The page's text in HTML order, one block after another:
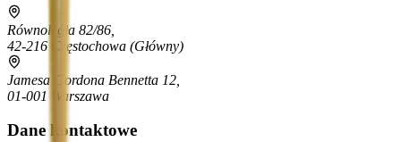
Równoległa 82/86,
42-216 Częstochowa (Główny)
Jamesa Gordona Bennetta 12,
01-001 Warszawa
Dane kontaktowe